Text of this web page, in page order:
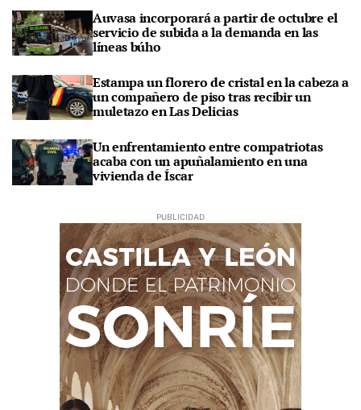
Auvasa incorporará a partir de octubre el
servicio de subida a la demanda en las
líneas búho
Estampa un florero de cristal en la cabeza a
un compañero de piso tras recibir un
muletazo en Las Delicias
Un enfrentamiento entre compatriotas
acaba con un apuñalamiento en una
vivienda de Íscar